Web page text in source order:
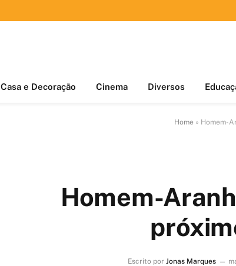
Casa e Decoração Cinema Diversos
Home » Homem-
Homem-
Escrito por Jonas Marques